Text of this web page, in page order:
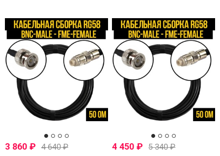
3 860 ₽ 4 640₽ 4 450₽ 5 340₽